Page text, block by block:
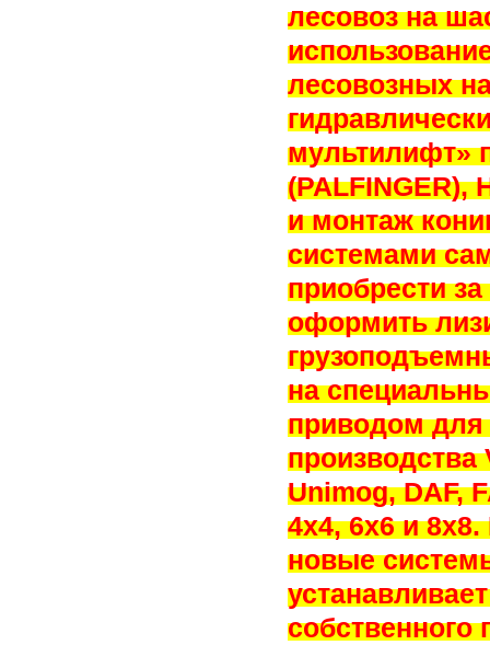
лесовоз на
лесовозных
мультилифт»
и монтаж
системами
приобрести
оформить
на
приводом для
производства
Unimog, DAF,
4х4, 6х6 и
новые
собственного